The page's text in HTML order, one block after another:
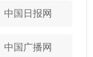
中国日报网
中国广播网